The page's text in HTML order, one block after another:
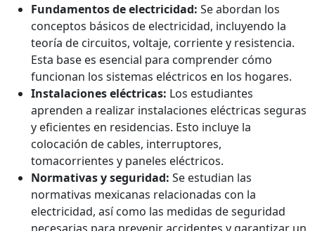
Fundamentos de electricidad: Se abordan los
conceptos básicos de electricidad, incluyendo la
teoría de circuitos, voltaje, corriente y resistencia.
Esta base es esencial para comprender cómo
funcionan los sistemas eléctricos en los hogares.
Instalaciones eléctricas: Los estudiantes
aprenden a realizar instalaciones eléctricas seguras
y eficientes en residencias. Esto incluye la
colocación de cables, interruptores,
tomacorrientes y paneles eléctricos.
Normativas y seguridad: Se estudian las
normativas mexicanas relacionadas con la
electricidad, así como las medidas de seguridad
necesarias para prevenir accidentes y garantizar un